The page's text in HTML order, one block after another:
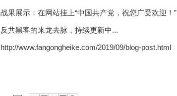
战果展示：在网站挂上“中国共产党，祝您广受欢迎！”
反共黑客的来龙去脉，持续更新中...
http://www.fangongheike.com/2019/09/blog-post.html